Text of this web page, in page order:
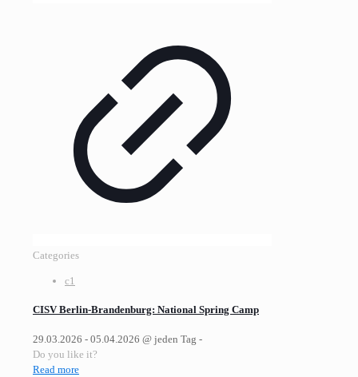
Categories
c1
CISV Berlin-Brandenburg: National Spring Camp
29.03.2026 - 05.04.2026 @ jeden Tag -
Do you like it?
Read more